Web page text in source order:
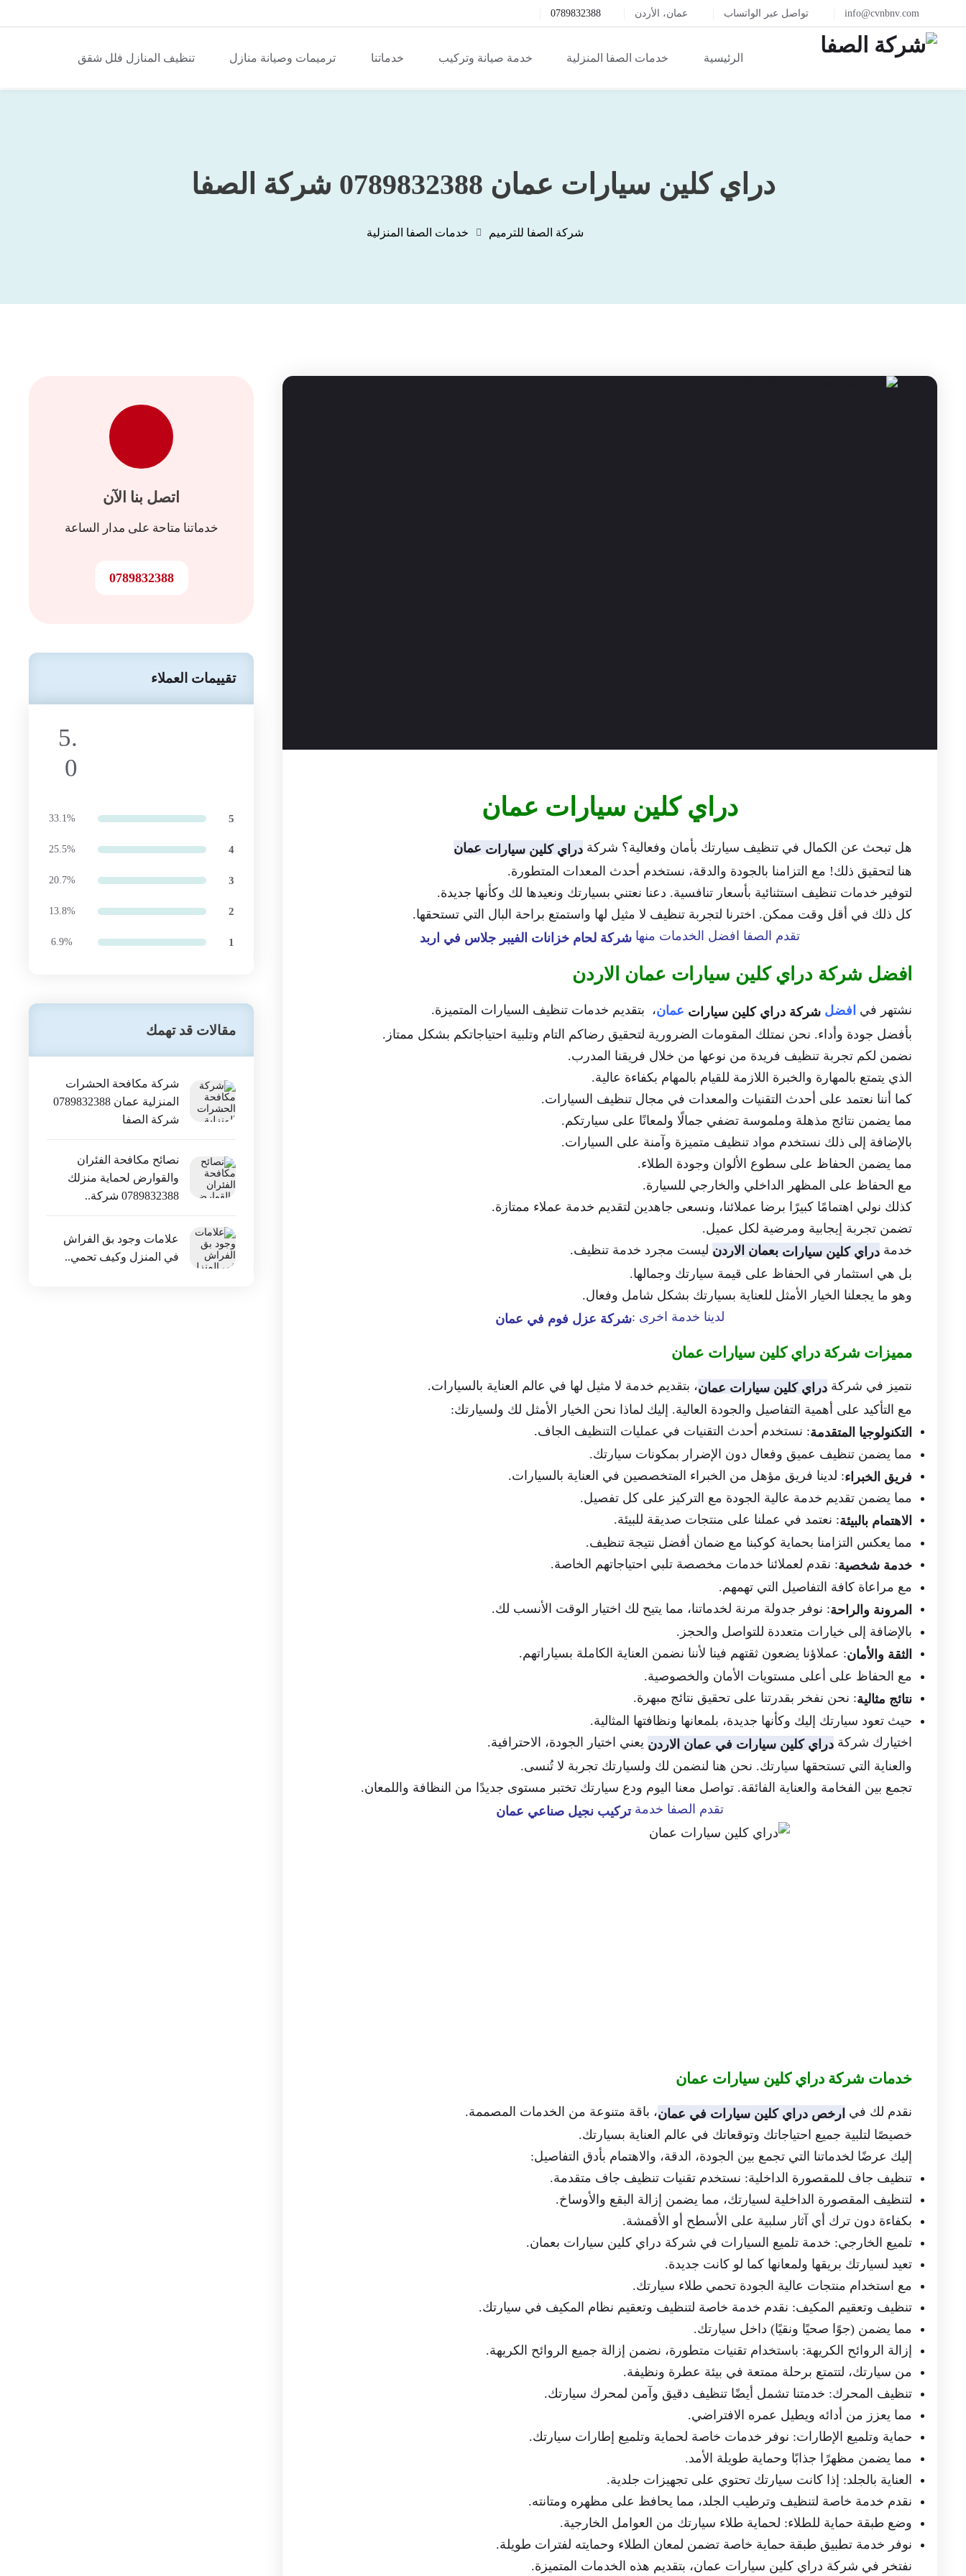
info@cvnbnv.com تواصل عبر الواتساب عمان، الأردن 0789832388
الرئيسية خدمات الصفا المنزلية خدمة صيانة وتركيب خدماتنا ترميمات وصيانة منازل تنظيف المنازل فلل شقق
دراي كلين سيارات عمان 0789832388 شركة الصفا
شركة الصفا للترميم خدمات الصفا المنزلية
دراي كلين سيارات عمان
هل تبحث عن الكمال في تنظيف سيارتك بأمان وفعالية؟ شركة دراي كلين سيارات عمان
هنا لتحقيق ذلك! مع التزامنا بالجودة والدقة، نستخدم أحدث المعدات المتطورة.
لتوفير خدمات تنظيف استثنائية بأسعار تنافسية. دعنا نعتني بسيارتك ونعيدها لك وكأنها جديدة.
كل ذلك في أقل وقت ممكن. اخترنا لتجربة تنظيف لا مثيل لها واستمتع براحة البال التي تستحقها.
تقدم الصفا افضل الخدمات منها شركة لحام خزانات الفيبر جلاس في اربد
افضل شركة دراي كلين سيارات عمان الاردن
نشتهر في افضل شركة دراي كلين سيارات عمان، بتقديم خدمات تنظيف السيارات المتميزة.
بأفضل جودة وأداء. نحن نمتلك المقومات الضرورية لتحقيق رضاكم التام وتلبية احتياجاتكم بشكل ممتاز.
نضمن لكم تجربة تنظيف فريدة من نوعها من خلال فريقنا المدرب.
الذي يتمتع بالمهارة والخبرة اللازمة للقيام بالمهام بكفاءة عالية.
كما أننا نعتمد على أحدث التقنيات والمعدات في مجال تنظيف السيارات.
مما يضمن نتائج مذهلة وملموسة تضفي جمالًا ولمعانًا على سيارتكم.
بالإضافة إلى ذلك نستخدم مواد تنظيف متميزة وآمنة على السيارات.
مما يضمن الحفاظ على سطوع الألوان وجودة الطلاء.
مع الحفاظ على المظهر الداخلي والخارجي للسيارة.
كذلك نولي اهتمامًا كبيرًا برضا عملائنا، ونسعى جاهدين لتقديم خدمة عملاء ممتازة.
تضمن تجربة إيجابية ومرضية لكل عميل.
خدمة دراي كلين سيارات بعمان الاردن ليست مجرد خدمة تنظيف.
بل هي استثمار في الحفاظ على قيمة سيارتك وجمالها.
وهو ما يجعلنا الخيار الأمثل للعناية بسيارتك بشكل شامل وفعال.
لدينا خدمة اخرى :شركة عزل فوم في عمان
مميزات شركة دراي كلين سيارات عمان
نتميز في شركة دراي كلين سيارات عمان، بتقديم خدمة لا مثيل لها في عالم العناية بالسيارات.
مع التأكيد على أهمية التفاصيل والجودة العالية. إليك لماذا نحن الخيار الأمثل لك ولسيارتك:
التكنولوجيا المتقدمة: نستخدم أحدث التقنيات في عمليات التنظيف الجاف.
مما يضمن تنظيف عميق وفعال دون الإضرار بمكونات سيارتك.
فريق الخبراء: لدينا فريق مؤهل من الخبراء المتخصصين في العناية بالسيارات.
مما يضمن تقديم خدمة عالية الجودة مع التركيز على كل تفصيل.
الاهتمام بالبيئة: نعتمد في عملنا على منتجات صديقة للبيئة.
مما يعكس التزامنا بحماية كوكبنا مع ضمان أفضل نتيجة تنظيف.
خدمة شخصية: نقدم لعملائنا خدمات مخصصة تلبي احتياجاتهم الخاصة.
مع مراعاة كافة التفاصيل التي تهمهم.
المرونة والراحة: نوفر جدولة مرنة لخدماتنا، مما يتيح لك اختيار الوقت الأنسب لك.
بالإضافة إلى خيارات متعددة للتواصل والحجز.
الثقة والأمان: عملاؤنا يضعون ثقتهم فينا لأننا نضمن العناية الكاملة بسياراتهم.
مع الحفاظ على أعلى مستويات الأمان والخصوصية.
نتائج مثالية: نحن نفخر بقدرتنا على تحقيق نتائج مبهرة.
حيث تعود سيارتك إليك وكأنها جديدة، بلمعانها ونظافتها المثالية.
اختيارك شركة دراي كلين سيارات في عمان الاردن يعني اختيار الجودة، الاحترافية.
والعناية التي تستحقها سيارتك. نحن هنا لنضمن لك ولسيارتك تجربة لا تُنسى.
تجمع بين الفخامة والعناية الفائقة. تواصل معنا اليوم ودع سيارتك تختبر مستوى جديدًا من النظافة واللمعان.
تقدم الصفا خدمةتركيب نجيل صناعي عمان
خدمات شركة دراي كلين سيارات عمان
نقدم لك في ارخص دراي كلين سيارات في عمان، باقة متنوعة من الخدمات المصممة.
خصيصًا لتلبية جميع احتياجاتك وتوقعاتك في عالم العناية بسيارتك.
إليك عرضًا لخدماتنا التي تجمع بين الجودة، الدقة، والاهتمام بأدق التفاصيل:
تنظيف جاف للمقصورة الداخلية: نستخدم تقنيات تنظيف جاف متقدمة.
لتنظيف المقصورة الداخلية لسيارتك، مما يضمن إزالة البقع والأوساخ.
بكفاءة دون ترك أي آثار سلبية على الأسطح أو الأقمشة.
تلميع الخارجي: خدمة تلميع السيارات في شركة دراي كلين سيارات بعمان.
تعيد لسيارتك بريقها ولمعانها كما لو كانت جديدة.
مع استخدام منتجات عالية الجودة تحمي طلاء سيارتك.
تنظيف وتعقيم المكيف: نقدم خدمة خاصة لتنظيف وتعقيم نظام المكيف في سيارتك.
مما يضمن (جوًا صحيًا ونقيًا) داخل سيارتك.
إزالة الروائح الكريهة: باستخدام تقنيات متطورة، نضمن إزالة جميع الروائح الكريهة.
من سيارتك، لتتمتع برحلة ممتعة في بيئة عطرة ونظيفة.
تنظيف المحرك: خدمتنا تشمل أيضًا تنظيف دقيق وآمن لمحرك سيارتك.
مما يعزز من أدائه ويطيل عمره الافتراضي.
حماية وتلميع الإطارات: نوفر خدمات خاصة لحماية وتلميع إطارات سيارتك.
مما يضمن مظهرًا جذابًا وحماية طويلة الأمد.
العناية بالجلد: إذا كانت سيارتك تحتوي على تجهيزات جلدية.
نقدم خدمة خاصة لتنظيف وترطيب الجلد، مما يحافظ على مظهره ومتانته.
وضع طبقة حماية للطلاء: لحماية طلاء سيارتك من العوامل الخارجية.
نوفر خدمة تطبيق طبقة حماية خاصة تضمن لمعان الطلاء وحمايته لفترات طويلة.
نفتخر في شركة دراي كلين سيارات عمان، بتقديم هذه الخدمات المتميزة.
اتصل بنا الآن
خدماتنا متاحة على مدار الساعة
0789832388
تقييمات العملاء
5.
0
5
33.1%
4
25.5%
3
20.7%
2
13.8%
1
6.9%
مقالات قد تهمك
شركة مكافحة الحشرات
المنزلية عمان 0789832388
شركة الصفا
نصائح مكافحة الفئران
والقوارض لحماية منزلك
0789832388 شركة..
علامات وجود بق الفراش
في المنزل وكيف تحمي..